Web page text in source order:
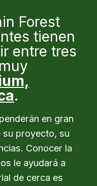
Forest
tienen
entre tres
.
en gran
su proyecto, su
Conocer la
le ayudará a
de cerca es